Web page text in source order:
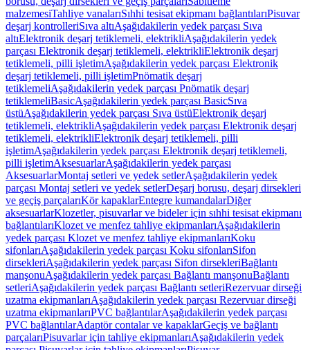
malzemesiTahliye vanalarıSıhhi tesisat ekipmanı bağlantılarıPisuvar
deşarj kontrolleriSıva altıAşağıdakilerin yedek parçası Sıva
altıElektronik deşarj tetiklemeli, elektrikliAşağıdakilerin yedek
parçası Elektronik deşarj tetiklemeli, elektrikliElektronik deşarj
tetiklemeli, pilli işletimAşağıdakilerin yedek parçası Elektronik
deşarj tetiklemeli, pilli işletimPnömatik deşarj
tetiklemeliAşağıdakilerin yedek parçası Pnömatik deşarj
tetiklemeliBasicAşağıdakilerin yedek parçası BasicSıva
üstüAşağıdakilerin yedek parçası Sıva üstüElektronik deşarj
tetiklemeli, elektrikliAşağıdakilerin yedek parçası Elektronik deşarj
tetiklemeli, elektrikliElektronik deşarj tetiklemeli, pilli
işletimAşağıdakilerin yedek parçası Elektronik deşarj tetiklemeli,
pilli işletimAksesuarlarAşağıdakilerin yedek parçası
AksesuarlarMontaj setleri ve yedek setlerAşağıdakilerin yedek
parçası Montaj setleri ve yedek setlerDeşarj borusu, deşarj dirsekleri
ve geçiş parçalarıKör kapaklarEntegre kumandalarDiğer
aksesuarlarKlozetler, pisuvarlar ve bideler için sıhhi tesisat ekipmanı
bağlantılarıKlozet ve menfez tahliye ekipmanlarıAşağıdakilerin
yedek parçası Klozet ve menfez tahliye ekipmanlarıKoku
sifonlarıAşağıdakilerin yedek parçası Koku sifonlarıSifon
dirsekleriAşağıdakilerin yedek parçası Sifon dirsekleriBağlantı
manşonuAşağıdakilerin yedek parçası Bağlantı manşonuBağlantı
setleriAşağıdakilerin yedek parçası Bağlantı setleriRezervuar dirseği
uzatma ekipmanlarıAşağıdakilerin yedek parçası Rezervuar dirseği
uzatma ekipmanlarıPVC bağlantılarAşağıdakilerin yedek parçası
PVC bağlantılarAdaptör contalar ve kapaklarGeçiş ve bağlantı
parçalarıPisuvarlar için tahliye ekipmanlarıAşağıdakilerin yedek